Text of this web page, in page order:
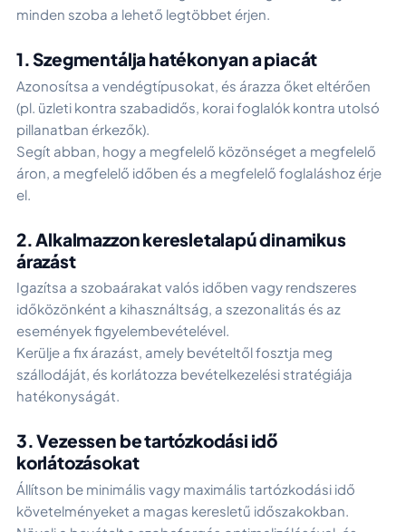
minden szoba a lehető legtöbbet érjen.
1. Szegmentálja hatékonyan a piacát
Azonosítsa a vendégtípusokat, és árazza őket eltérően
(pl. üzleti kontra szabadidős, korai foglalók kontra utolsó
pillanatban érkezők).
Segít abban, hogy a megfelelő közönséget a megfelelő
áron, a megfelelő időben és a megfelelő foglaláshoz érje
el.
2. Alkalmazzon keresletalapú dinamikus
árazást
Igazítsa a szobaárakat valós időben vagy rendszeres
időközönként a kihasználtság, a szezonalitás és az
események figyelembevételével.
Kerülje a fix árazást, amely bevételtől fosztja meg
szállodáját, és korlátozza bevételkezelési stratégiája
hatékonyságát.
3. Vezessen be tartózkodási idő
korlátozásokat
Állítson be minimális vagy maximális tartózkodási idő
követelményeket a magas keresletű időszakokban.